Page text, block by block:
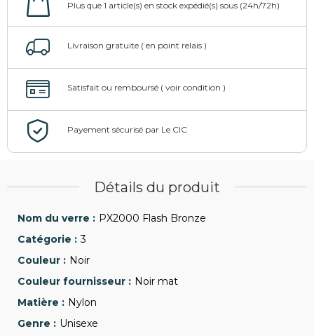
Détails du produit
PX2000 Flash Bronze
3
Noir
Noir mat
Nylon
Unisexe